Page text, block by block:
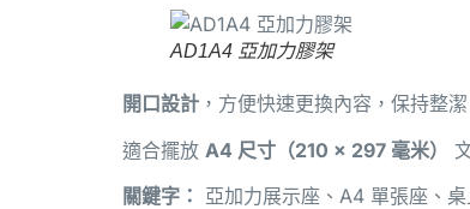
AD1A4 亞加力膠架
開口設計 ，方便快速更換內容，保持整潔
適合擺放 A4 尺寸（210 × 297 毫米）
關鍵字： 亞加力展示座、A4 單張座、